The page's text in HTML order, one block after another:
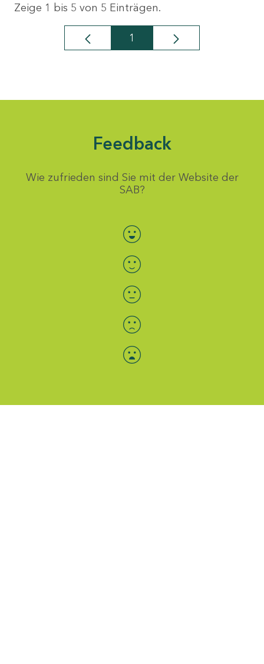
Zeige 1 bis 5 von 5 Einträgen.
Seite
1
Feedback
Wie zufrieden sind Sie mit der Website der
SAB?
Bewertung auswählen